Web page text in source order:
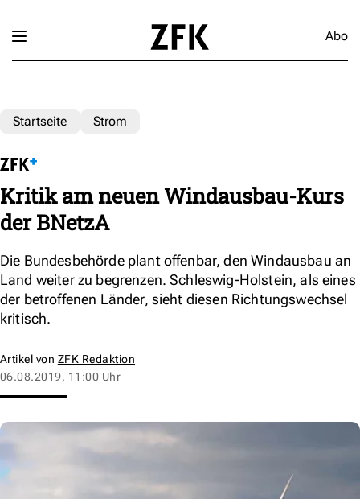
Abo
Startseite Strom
Kritik am neuen Windausbau-Kurs
der BNetzA
Die Bundesbehörde plant offenbar, den Windausbau an
Land weiter zu begrenzen. Schleswig-Holstein, als eines
der betroffenen Länder, sieht diesen Richtungswechsel
kritisch.
Artikel von ZFK Redaktion
06.08.2019, 11:00 Uhr